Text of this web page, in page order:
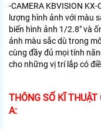
-CAMERA KBVISION KX-
lượng hình ảnh với màu
biến hình ảnh 1/2.8″ và
ảnh màu sắc dù trong
cùng đầy đủ mọi tính
cho những vị trí lắp có
THÔNG SỐ KĨ
A: